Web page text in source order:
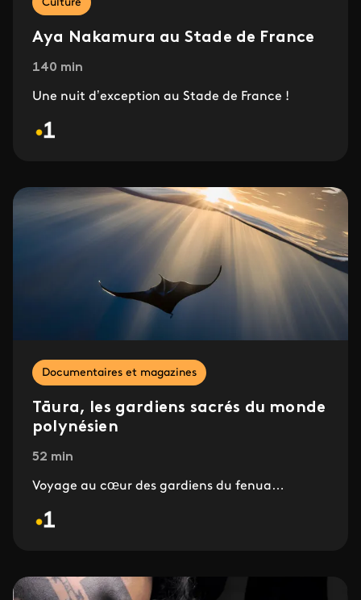
Culture
Aya Nakamura au Stade de France
140 min
Une nuit d’exception au Stade de France !
Documentaires et magazines
Tāura, les gardiens sacrés du monde
polynésien
52 min
Voyage au cœur des gardiens du fenua…